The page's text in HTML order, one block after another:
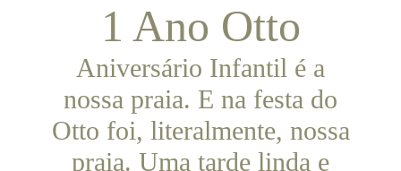
1 Ano Otto
Aniversário Infantil é a
nossa praia. E na festa do
Otto foi, literalmente, nossa
praia. Uma tarde linda e